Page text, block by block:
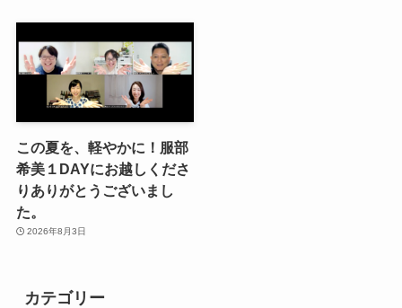
この夏を、軽やかに！服部
希美１DAYにお越しくださ
りありがとうございまし
た。
2026年8月3日
カテゴリー